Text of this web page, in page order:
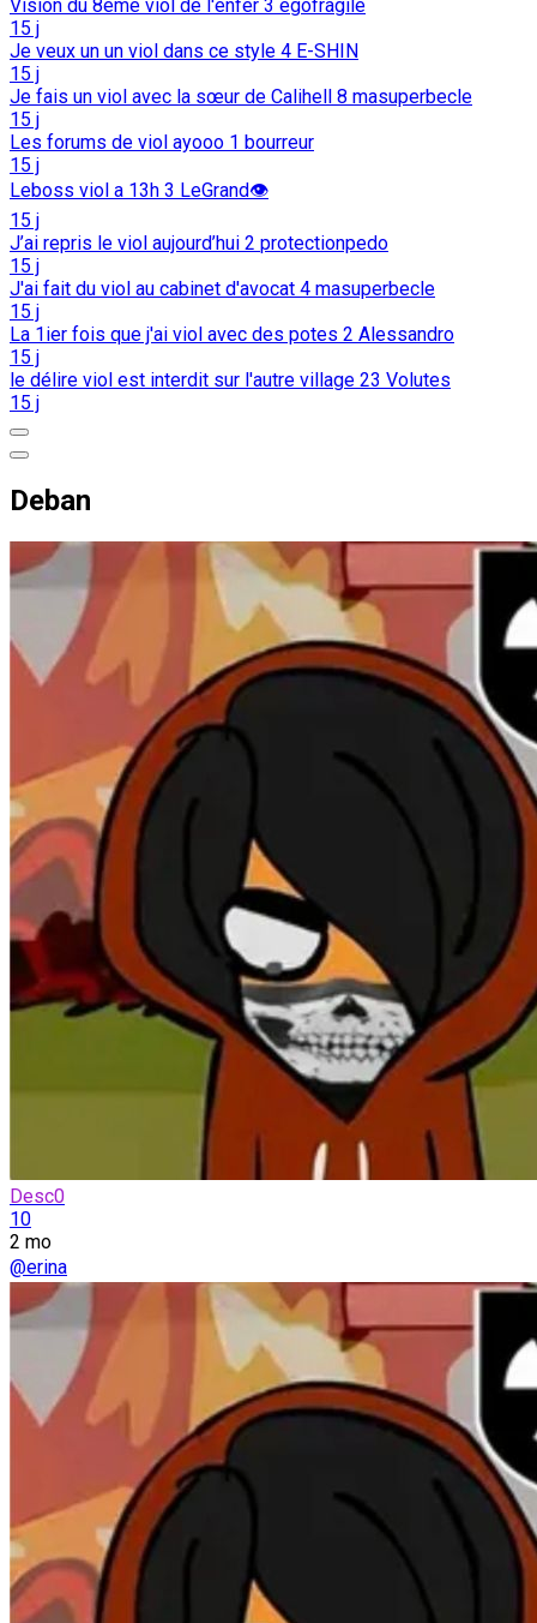
Vision du 8eme viol de l'enfer 3 egofragile
15 j
Je veux un un viol dans ce style 4 E-SHIN
15 j
Je fais un viol avec la sœur de Calihell 8 masuperbecle
15 j
Les forums de viol ayooo 1 bourreur
15 j
Leboss viol a 13h 3 LeGrand👁️
15 j
J’ai repris le viol aujourd’hui 2 protectionpedo
15 j
J'ai fait du viol au cabinet d'avocat 4 masuperbecle
15 j
La 1ier fois que j'ai viol avec des potes 2 Alessandro
15 j
le délire viol est interdit sur l'autre village 23 Volutes
15 j
Deban
Desc0
10
2 mo
@erina